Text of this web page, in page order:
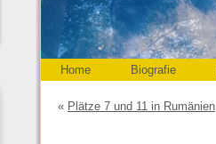
Home Biografie
« Plätze 7 und 11 in Rumänien